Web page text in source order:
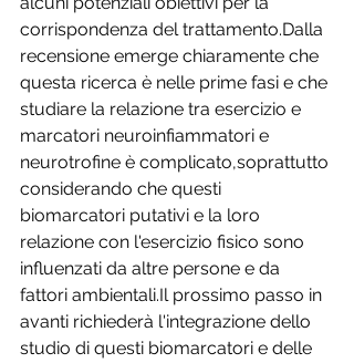
corrispondenza del trattamento.Dalla
recensione emerge chiaramente che
questa ricerca è nelle prime fasi e che
studiare la relazione tra esercizio e
marcatori neuroinfiammatori e
neurotrofine è complicato,soprattutto
considerando che questi
biomarcatori putativi e la loro
relazione con l'esercizio fisico sono
influenzati da altre persone e da
fattori ambientali.Il prossimo passo in
avanti richiederà l'integrazione dello
studio di questi biomarcatori e delle